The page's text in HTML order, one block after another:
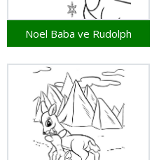
Noel Baba ve Rudolph